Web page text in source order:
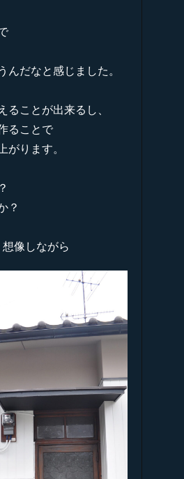
んだなと感じました。
ることが出来るし、
ることで
がります。
？
像しながら